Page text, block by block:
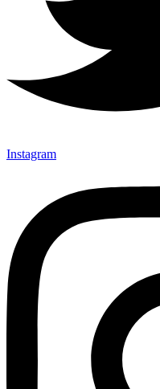
Instagram